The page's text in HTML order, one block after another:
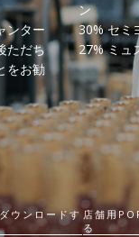
ンター
ただち
をお勧
ン
30% セミ
27% ミュ
ウンロードす 店舗用
る